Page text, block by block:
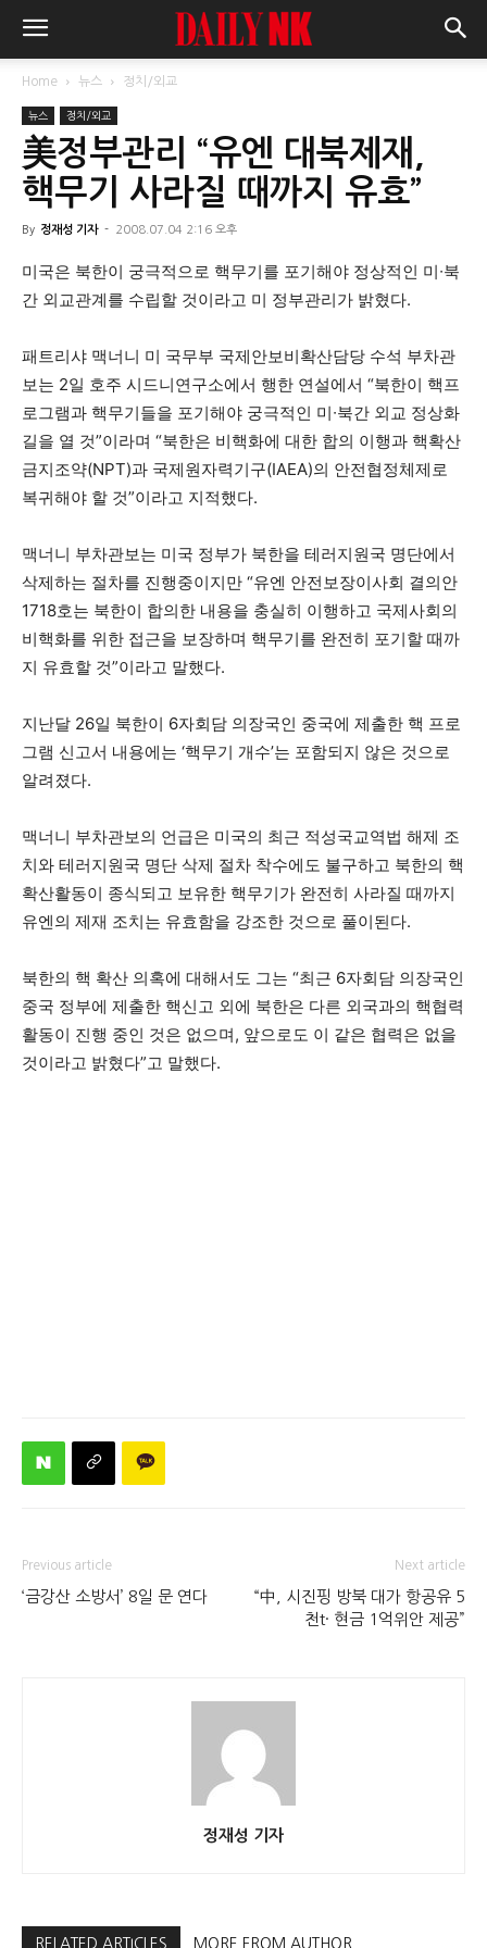
Home 뉴스 정치/외교
뉴스 정치/외교
美정부관리 “유엔 대북제재,
핵무기 사라질 때까지 유효”
By 정재성 기자 - 2008.07.04 2:16 오후
미국은 북한이 궁극적으로 핵무기를 포기해야 정상적인 미∙북
간 외교관계를 수립할 것이라고 미 정부관리가 밝혔다.
패트리샤 맥너니 미 국무부 국제안보비확산담당 수석 부차관
보는 2일 호주 시드니연구소에서 행한 연설에서 “북한이 핵프
로그램과 핵무기들을 포기해야 궁극적인 미∙북간 외교 정상화
길을 열 것”이라며 “북한은 비핵화에 대한 합의 이행과 핵확산
금지조약(NPT)과 국제원자력기구(IAEA)의 안전협정체제로
복귀해야 할 것”이라고 지적했다.
맥너니 부차관보는 미국 정부가 북한을 테러지원국 명단에서
삭제하는 절차를 진행중이지만 “유엔 안전보장이사회 결의안
1718호는 북한이 합의한 내용을 충실히 이행하고 국제사회의
비핵화를 위한 접근을 보장하며 핵무기를 완전히 포기할 때까
지 유효할 것”이라고 말했다.
지난달 26일 북한이 6자회담 의장국인 중국에 제출한 핵 프로
그램 신고서 내용에는 ‘핵무기 개수’는 포함되지 않은 것으로
알려졌다.
맥너니 부차관보의 언급은 미국의 최근 적성국교역법 해제 조
치와 테러지원국 명단 삭제 절차 착수에도 불구하고 북한의 핵
확산활동이 종식되고 보유한 핵무기가 완전히 사라질 때까지
유엔의 제재 조치는 유효함을 강조한 것으로 풀이된다.
북한의 핵 확산 의혹에 대해서도 그는 “최근 6자회담 의장국인
중국 정부에 제출한 핵신고 외에 북한은 다른 외국과의 핵협력
활동이 진행 중인 것은 없으며, 앞으로도 이 같은 협력은 없을
것이라고 밝혔다”고 말했다.
Previous article
‘금강산 소방서’ 8일 문 연다
Next article
“中, 시진핑 방북 대가 항공유 5
천t· 현금 1억위안 제공”
정재성 기자
RELATED ARTICLES MORE FROM AUTHOR